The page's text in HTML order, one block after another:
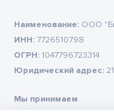
Наименование: ООО
ИНН: 7726510798
ОГРН: 1047796723314
Юридический адрес:
Мы принимаем